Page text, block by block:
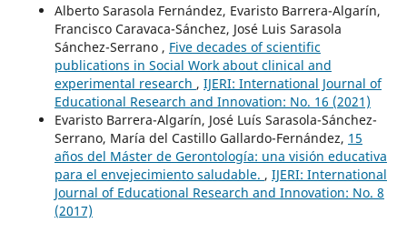
Alberto Sarasola Fernández, Evaristo Barrera-Algarín,
Francisco Caravaca-Sánchez, José Luis Sarasola
Sánchez-Serrano , Five decades of scientific
publications in Social Work about clinical and
experimental research , IJERI: International Journal of
Educational Research and Innovation: No. 16 (2021)
Evaristo Barrera-Algarín, José Luís Sarasola-Sánchez-
Serrano, María del Castillo Gallardo-Fernández, 15
años del Máster de Gerontología: una visión educativa
para el envejecimiento saludable. , IJERI: International
Journal of Educational Research and Innovation: No. 8
(2017)